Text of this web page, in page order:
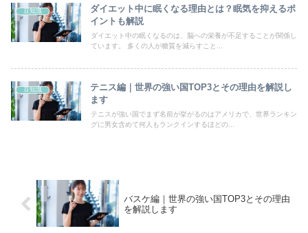
豆知識
ダイエット中に眠くなる理由とは？眠気を抑えるポ
イントも解説
ダイエット中の眠くなるのは、脳への栄養が不足することが関係し
ています。 多くの人が糖質を減らすこと...
豆知識
テニス編｜世界の強い国TOP3とその理由を解説し
ます
テニスが強い国でまず名前が挙がるのはアメリカで、世界ランキン
グに男女含めて何人もランクインするほどの...
バスケ編｜世界の強い国TOP3とその理由
を解説します